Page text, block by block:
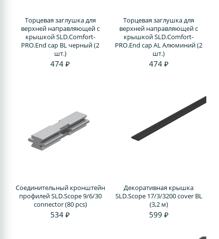
Торцевая заглушка для
верхней направляющей с
крышкой SLD.Comfort-
PRO.End cap BL черный (2
шт.)
474 ₽
Торцевая заглушка для
верхней направляющей с
крышкой SLD.Comfort-
PRO.End cap AL Алюминий (2
шт.)
474 ₽
Соединительный кронштейн
профилей SLD.Scope 9/6/30
connector (80 pcs)
534 ₽
Декоративная крышка
SLD.Scope 17/3/3200 cover BL
(3,2 м)
599 ₽